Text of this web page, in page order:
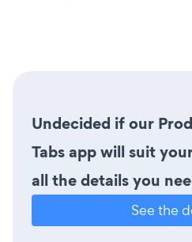
Undecided if our
Tabs app will suit
all the details you
See the